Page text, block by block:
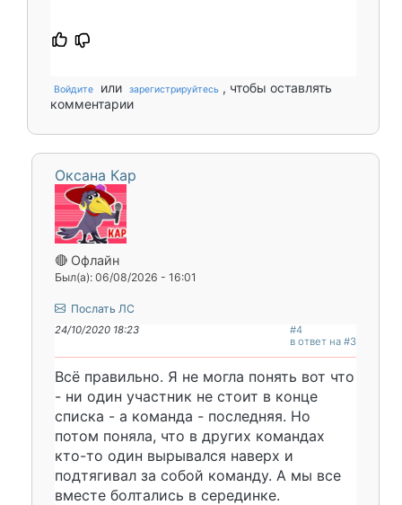
Войдите или зарегистрируйтесь , чтобы оставлять
комментарии
Оксана Кар
🔴 Офлайн
Был(а): 06/08/2026 - 16:01
Послать ЛС
24/10/2020 18:23
#4
в ответ на #3
Всё правильно. Я не могла понять вот что
- ни один участник не стоит в конце
списка - а команда - последняя. Но
потом поняла, что в других командах
кто-то один вырывался наверх и
подтягивал за собой команду. А мы все
вместе болтались в серединке.